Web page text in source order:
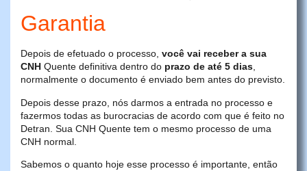
Garantia
Depois de efetuado o processo, você vai receber a sua
CNH Quente definitiva dentro do prazo de até 5 dias,
normalmente o documento é enviado bem antes do previsto.
Depois desse prazo, nós darmos a entrada no processo e
fazermos todas as burocracias de acordo com que é feito no
Detran. Sua CNH Quente tem o mesmo processo de uma
CNH normal.
Sabemos o quanto hoje esse processo é importante, então